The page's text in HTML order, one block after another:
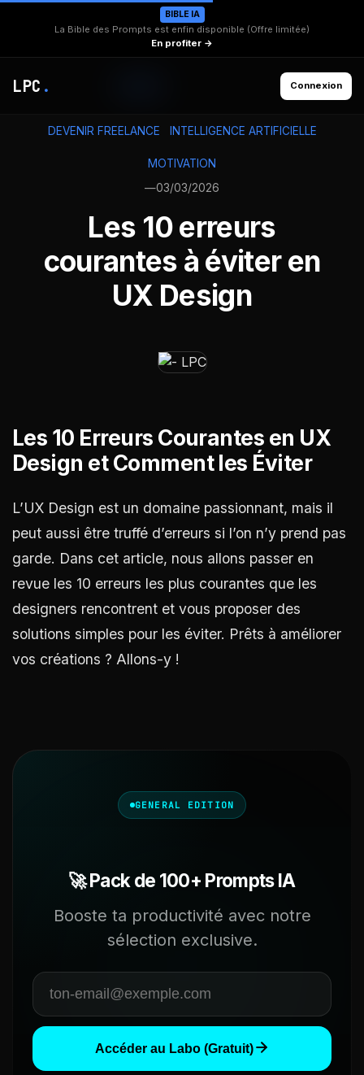
BIBLE IA
La Bible des Prompts est enfin disponible (Offre limitée)
En profiter →
LPC . Connexion
DEVENIR FREELANCE INTELLIGENCE ARTIFICIELLE
MOTIVATION
—03/03/2026
Les 10 erreurs
courantes à éviter en
UX Design
Les 10 Erreurs Courantes en UX
Design et Comment les Éviter
L’UX Design est un domaine passionnant, mais il
peut aussi être truffé d’erreurs si l’on n’y prend pas
garde. Dans cet article, nous allons passer en
revue les 10 erreurs les plus courantes que les
designers rencontrent et vous proposer des
solutions simples pour les éviter. Prêts à améliorer
vos créations ? Allons-y !
GENERAL EDITION
🚀 Pack de 100+ Prompts IA
Booste ta productivité avec notre
sélection exclusive.
Accéder au Labo (Gratuit)